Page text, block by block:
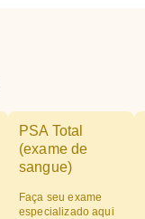
PSA Total
(exame de
sangue)
Faça seu exame
especializado aqui